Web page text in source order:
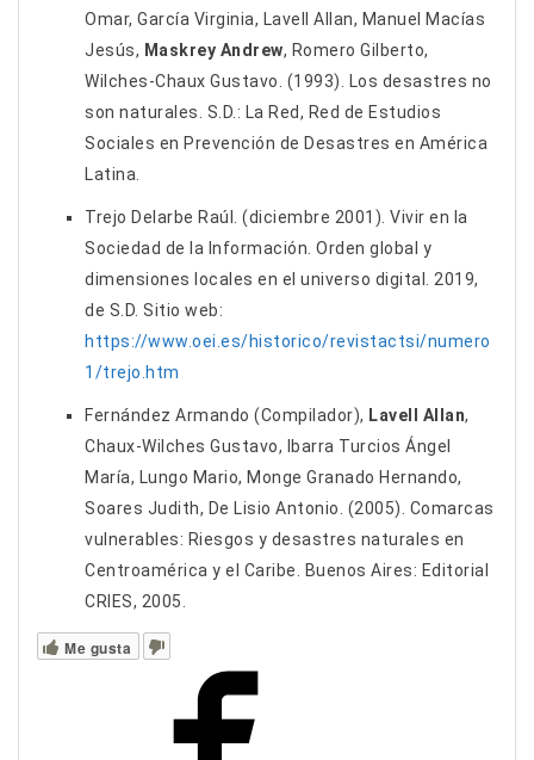
Omar, García Virginia, Lavell Allan, Manuel Macías
Jesús, Maskrey Andrew, Romero Gilberto,
Wilches-Chaux Gustavo. (1993). Los desastres no
son naturales. S.D.: La Red, Red de Estudios
Sociales en Prevención de Desastres en América
Latina.
Trejo Delarbe Raúl. (diciembre 2001). Vivir en la
Sociedad de la Información. Orden global y
dimensiones locales en el universo digital. 2019,
de S.D. Sitio web:
https://www.oei.es/historico/revistactsi/numero
1/trejo.htm
Fernández Armando (Compilador), Lavell Allan,
Chaux-Wilches Gustavo, Ibarra Turcios Ángel
María, Lungo Mario, Monge Granado Hernando,
Soares Judith, De Lisio Antonio. (2005). Comarcas
vulnerables: Riesgos y desastres naturales en
Centroamérica y el Caribe. Buenos Aires: Editorial
CRIES, 2005.
Me gusta